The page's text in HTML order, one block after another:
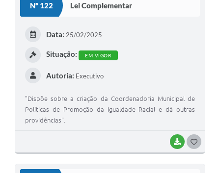
Nº 122 Lei Complementar
BAIXAR
Data: 25/02/2025
Situação: EM VIGOR
Autoria: Executivo
"Dispõe sobre a criação da Coordenadoria Municipal de
Políticas de Promoção da Igualdade Racial e dá outras
providências".